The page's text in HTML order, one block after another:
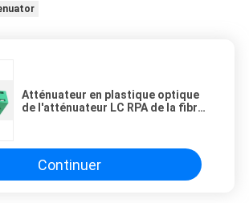
Atténuateur en plastique optique
de l'atténuateur LC RPA de la fibre
Continuer